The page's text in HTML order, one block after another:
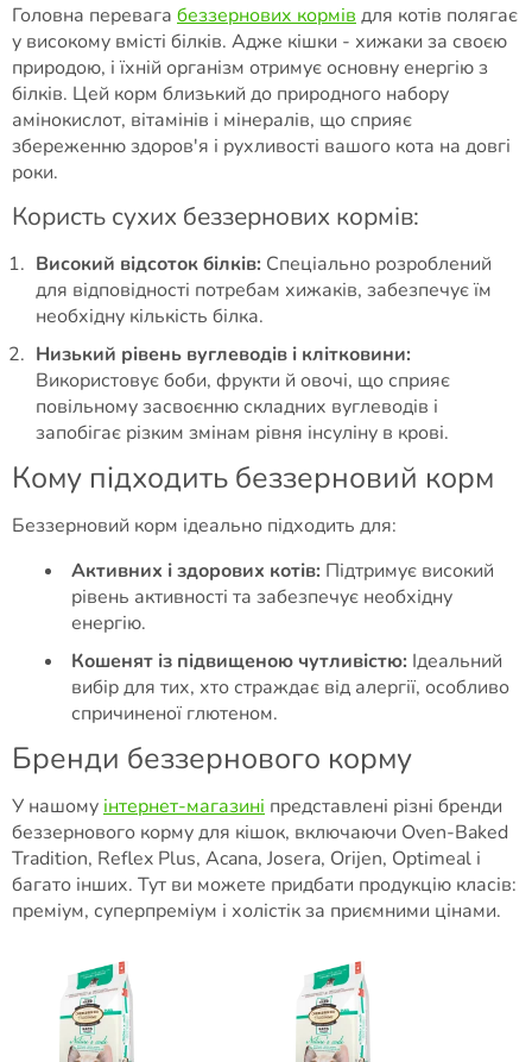
Головна перевага беззернових кормів для котів полягає
у високому вмісті білків. Адже кішки - хижаки за своєю
природою, і їхній організм отримує основну енергію з
білків. Цей корм близький до природного набору
амінокислот, вітамінів і мінералів, що сприяє
збереженню здоров'я і рухливості вашого кота на довгі
роки.
Користь сухих беззернових кормів:
Високий відсоток білків: Спеціально розроблений
для відповідності потребам хижаків, забезпечує їм
необхідну кількість білка.
Низький рівень вуглеводів і клітковини:
Використовує боби, фрукти й овочі, що сприяє
повільному засвоєнню складних вуглеводів і
запобігає різким змінам рівня інсуліну в крові.
Кому підходить беззерновий корм
Беззерновий корм ідеально підходить для:
Активних і здорових котів: Підтримує високий
рівень активності та забезпечує необхідну
енергію.
Кошенят із підвищеною чутливістю: Ідеальний
вибір для тих, хто страждає від алергії, особливо
спричиненої глютеном.
Бренди беззернового корму
У нашому інтернет-магазині представлені різні бренди
беззернового корму для кішок, включаючи Oven-Baked
Tradition, Reflex Plus, Acana, Josera, Orijen, Optimeal і
багато інших. Тут ви можете придбати продукцію класів:
преміум, суперпреміум і холістік за приємними цінами.